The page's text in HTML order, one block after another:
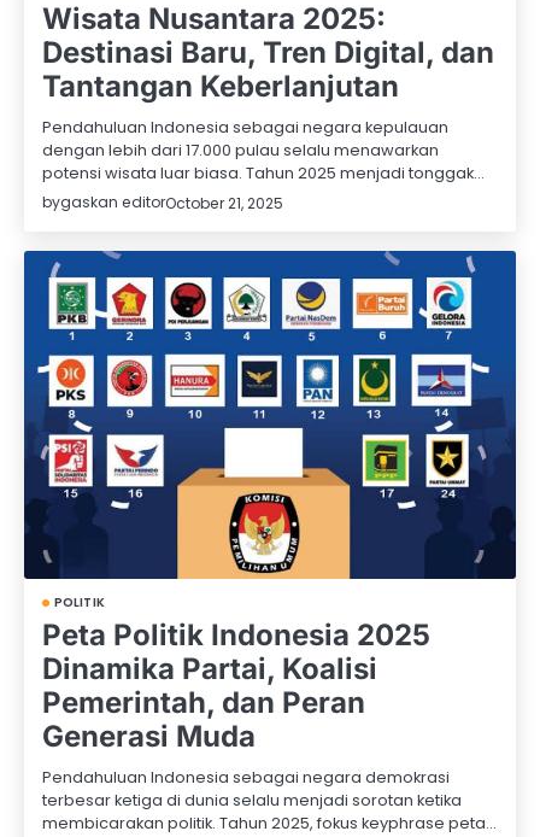
Wisata Nusantara 2025:
Destinasi Baru, Tren Digital, dan
Tantangan Keberlanjutan
Pendahuluan Indonesia sebagai negara kepulauan
dengan lebih dari 17.000 pulau selalu menawarkan
potensi wisata luar biasa. Tahun 2025 menjadi tonggak…
bygaskan editorOctober 21, 2025
POLITIK
Peta Politik Indonesia 2025
Dinamika Partai, Koalisi
Pemerintah, dan Peran
Generasi Muda
Pendahuluan Indonesia sebagai negara demokrasi
terbesar ketiga di dunia selalu menjadi sorotan ketika
membicarakan politik. Tahun 2025, fokus keyphrase peta…